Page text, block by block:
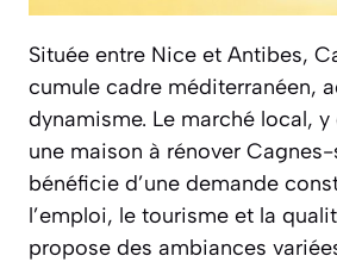
Située entre Nice et Antibes,
cumule cadre méditerranéen,
dynamisme. Le marché local,
une maison à rénover
bénéficie d’une demande
l’emploi, le tourisme et la
propose des ambiances